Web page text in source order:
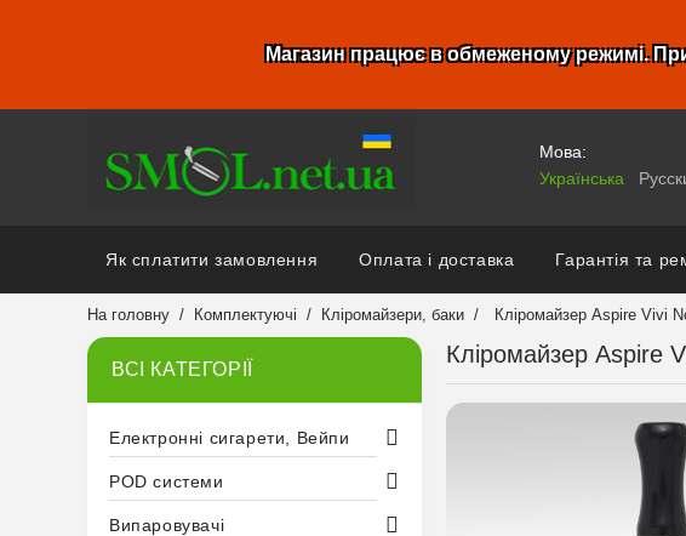
Магазин працює в обмеженому режимі.
Мова:
Українська
Як сплатити замовлення Оплата і доставка Гарантія та
На головну Комплектуючі Кліромайзери, баки Кліромайзер Aspire Vivi
ВСІ КАТЕГОРІЇ
Електронні сигарети, Вейпи
POD системи
Випаровувачі
Кліромайзер Aspire